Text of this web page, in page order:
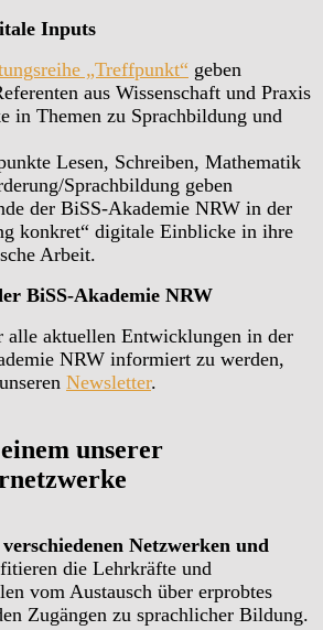
Inputs
„Treffpunkt“ geben
aus Wissenschaft und Praxis
in Themen zu Sprachbildung und
Lesen, Schreiben, Mathematik
Sprachbildung geben
der BiSS-Akademie NRW in der
konkret“ digitale Einblicke in ihre
Arbeit.
BiSS-Akademie NRW
alle aktuellen Entwicklungen in der
NRW informiert zu werden,
Newsletter.
unserer
Netzwerken und
die Lehrkräfte und
vom Austausch über erprobtes
Zugängen zu sprachlicher Bildung.